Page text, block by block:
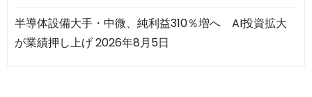
半導体設備大手・中微、純利益310％増へ AI投資拡大
が業績押し上げ2026年8月5日